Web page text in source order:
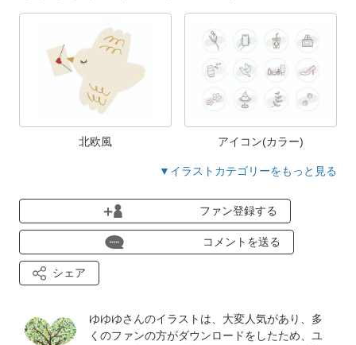
北欧風 アイコン(カラー)
▼イラストカテゴリーをもっと見る
ファン登録する
コメントを送る
シェア
ゆゆゆさんのイラストは、大変人気があり、多
くのファンの方がダウンロードをしたため、ユ